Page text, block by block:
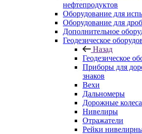
нефтепродуктов
Оборудование для
Оборудование для
Дополнительное
Геодезическое
Назад
Геодезическое
Приборы для
знаков
Вехи
Дальномеры
Дорожные колеса
Нивелиры
Отражатели
Рейки